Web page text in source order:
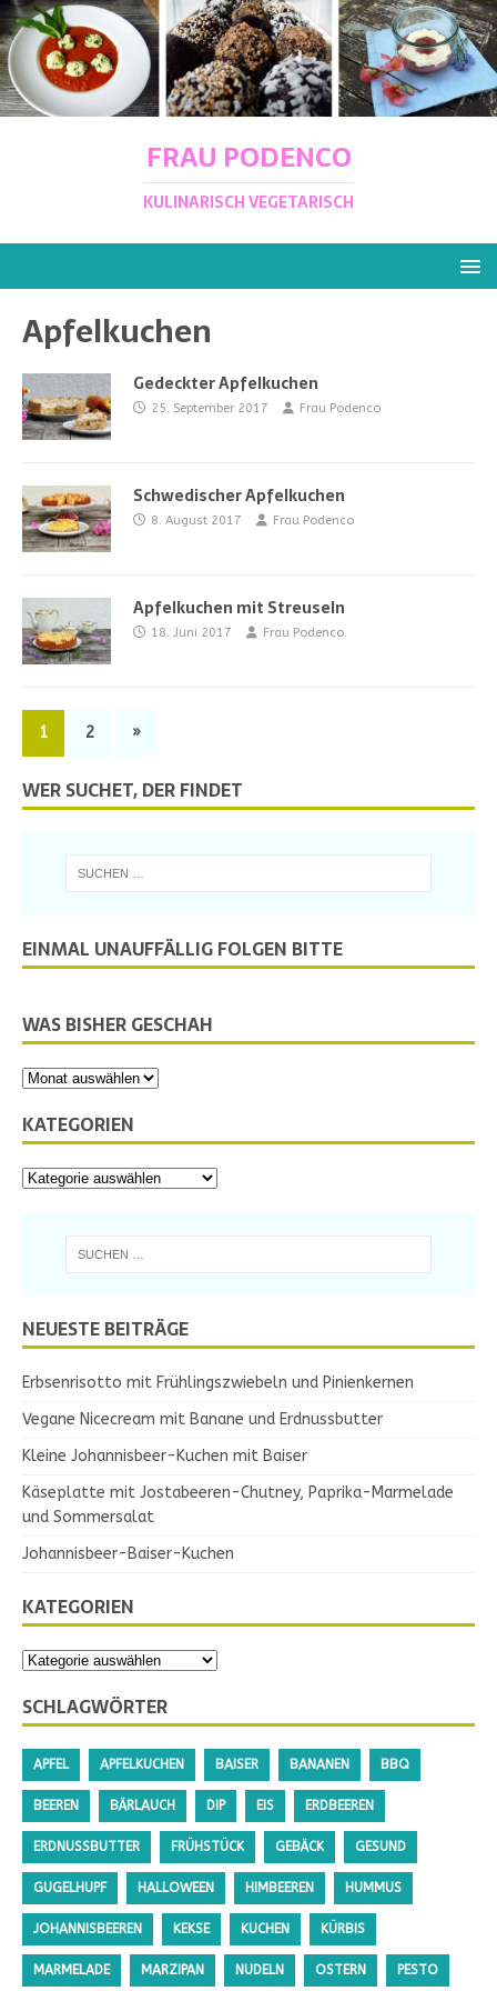
FRAU PODENCO
KULINARISCH VEGETARISCH
Apfelkuchen
Gedeckter Apfelkuchen
25. September 2017 Frau Podenco
Schwedischer Apfelkuchen
8. August 2017 Frau Podenco
Apfelkuchen mit Streuseln
18. Juni 2017 Frau Podenco
1 2 »
WER SUCHET, DER FINDET
EINMAL UNAUFFÄLLIG FOLGEN BITTE
WAS BISHER GESCHAH
KATEGORIEN
NEUESTE BEITRÄGE
Erbsenrisotto mit Frühlingszwiebeln und Pinienkernen
Vegane Nicecream mit Banane und Erdnussbutter
Kleine Johannisbeer-Kuchen mit Baiser
Käseplatte mit Jostabeeren-Chutney, Paprika-Marmelade
und Sommersalat
Johannisbeer-Baiser-Kuchen
KATEGORIEN
SCHLAGWÖRTER
APFEL APFELKUCHEN BAISER BANANEN BBQ
BEEREN BÄRLAUCH DIP EIS ERDBEEREN
ERDNUSSBUTTER FRÜHSTÜCK GEBÄCK GESUND
GUGELHUPF HALLOWEEN HIMBEEREN HUMMUS
JOHANNISBEEREN KEKSE KUCHEN KÜRBIS
MARMELADE MARZIPAN NUDELN OSTERN PESTO